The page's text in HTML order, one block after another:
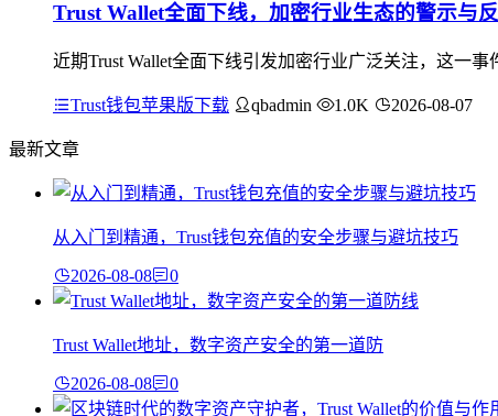
Trust Wallet全面下线，加密行业生态的警示与
近期Trust Wallet全面下线引发加密行业广泛关注，这一
Trust钱包苹果版下载 qbadmin 1.0K 2026-08-07
最新文章
从入门到精通，Trust钱包充值的安全步骤与避坑技巧
2026-08-08 0
Trust Wallet地址，数字资产安全的第一道防
2026-08-08 0